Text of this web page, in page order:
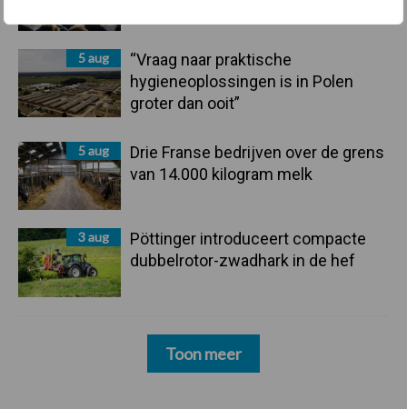
5 aug
“Vraag naar praktische
hygieneoplossingen is in Polen
groter dan ooit”
5 aug
Drie Franse bedrijven over de grens
van 14.000 kilogram melk
3 aug
Pöttinger introduceert compacte
dubbelrotor-zwadhark in de hef
Toon meer